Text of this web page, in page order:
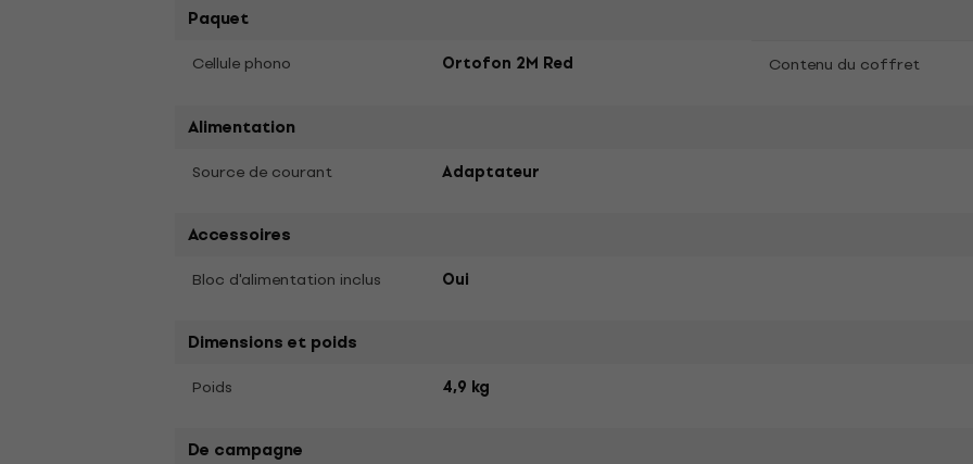
Paquet
Cellule phono Ortofon 2M Red Contenu du coffret
Alimentation
Source de courant Adaptateur
Accessoires
Bloc d'alimentation inclus Oui
Dimensions et poids
Poids 4,9 kg
De campagne